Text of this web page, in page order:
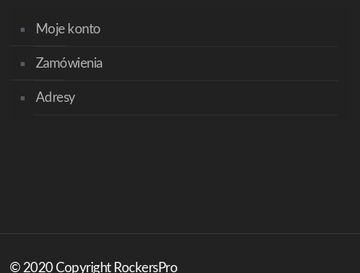
Moje konto
Zamówienia
Adresy
© 2020 Copyright RockersPro